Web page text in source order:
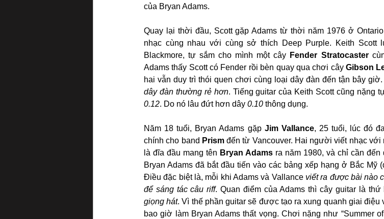
của Bryan Adams.
Quay lại thời đầu, Scott gặp Adams từ thời năm 1976 ở
nhạc cùng nhau với cùng sở thích Deep Purple. Keith Scott
Blackmore, tự sắm cho mình một cây Fender Stratocaster
Adams thấy Scott có Fender rồi bèn quay qua chơi cây Gibson
hai vẫn duy trì thói quen chơi cùng loại dây đàn đến tận bây
dây đàn thường rẻ hơn
0.12. Do nó lâu đứt hơn dây 0.10 thông dụng.
Năm 18 tuổi, Bryan Adams gặp Jim Vallance, 25 tuổi, lúc đó
chính cho band Prism đến từ Vancouver. Hai người viết nhạc với
là đĩa đầu mang tên Bryan Adams ra năm 1980, và chỉ cần đến
Bryan Adams đã bắt đầu tiến vào các bảng xếp hạng ở Bắc
Điều đặc biệt là, mỗi khi Adams và Vallance viết ra được bài nào
để sáng tác câu riff. Quan điểm của Adams thì cây guitar là
giọng hát. Vì thế phần guitar sẽ được tạo ra xung quanh giai
bao giờ làm Bryan Adams thất vọng. Chơi nặng như “Summer